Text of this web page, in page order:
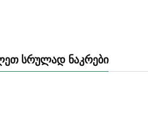
ᲡᲠᲣᲚᲐᲓ ᲜᲐᲙᲠᲔᲑᲘ